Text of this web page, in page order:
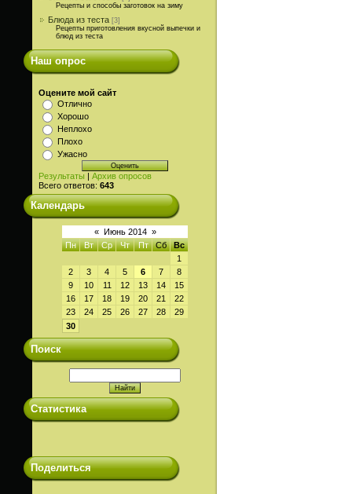
Рецепты и способы заготовок на зиму
Блюда из теста [3]
Рецепты приготовления вкусной выпечки и
блюд из теста
Наш опрос
Оцените мой сайт
Отлично
Хорошо
Неплохо
Плохо
Ужасно
Результаты | Архив опросов
Всего ответов: 643
Календарь
« Июнь 2014 »
Пн
Вт Ср Чт Пт Сб
Вс
1
2
3 4 5 6 7
8
9
10 11 12 13 14
15
16
17 18 19 20 21
22
23
24 25 26 27 28
29
30
Поиск
Статистика
Поделиться